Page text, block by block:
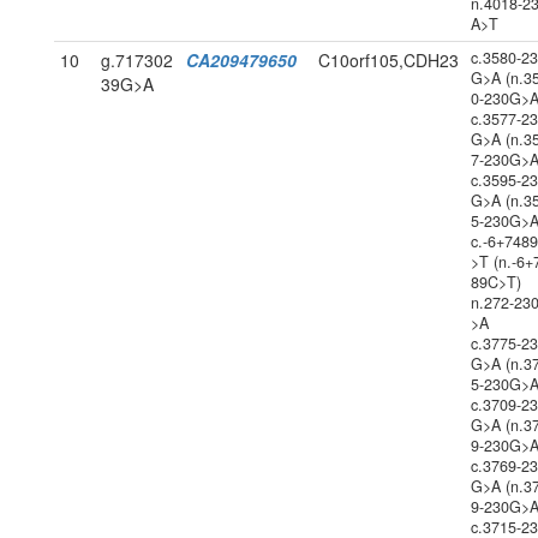
A>T
10
g.717302
39G>A
CA209479650 C10orf105,CDH23
c.3580-
G>A
0-
c.3577-
G>A
7-
c.3595-
G>A
5-
c.-
>T (n.-
89C>T)
n.272-
>A
c.3775-
G>A
5-
c.3709-
G>A
9-
c.3769-
G>A
9-
c.3715-